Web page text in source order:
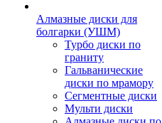
Алмазные диски для
болгарки (УШМ)
Турбо диски по
граниту
Гальванические
диски по мрамору
Сегментные диски
Мульти диски